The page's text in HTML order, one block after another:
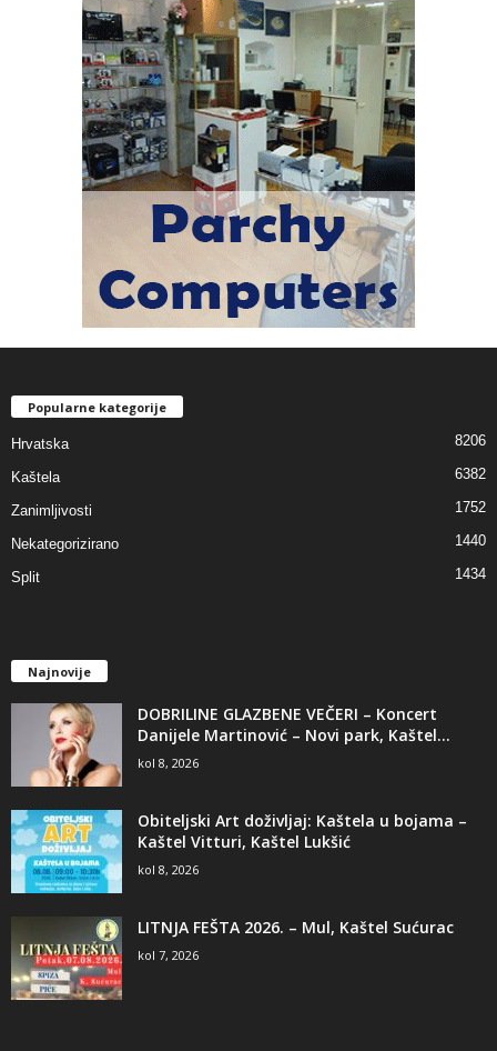
Popularne kategorije
Hrvatska 8206
Kaštela 6382
Zanimljivosti 1752
Nekategorizirano 1440
Split 1434
Najnovije
DOBRILINE GLAZBENE VEČERI – Koncert
Danijele Martinović – Novi park, Kaštel...
kol 8, 2026
Obiteljski Art doživljaj: Kaštela u bojama –
Kaštel Vitturi, Kaštel Lukšić
kol 8, 2026
LITNJA FEŠTA 2026. – Mul, Kaštel Sućurac
kol 7, 2026